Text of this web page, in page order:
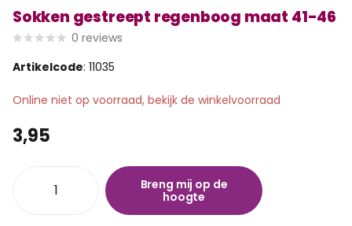
Sokken gestreept regenboog maat 41-46
0 reviews
Artikelcode: 11035
Online niet op voorraad, bekijk de winkelvoorraad
3,95
Breng mij op de
hoogte